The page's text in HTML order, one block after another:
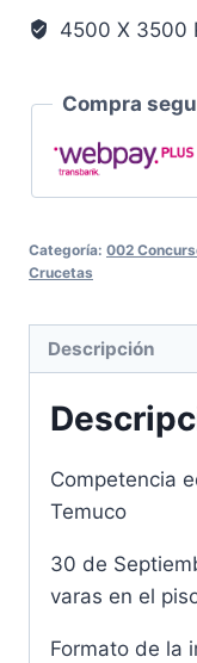
cantidad
4500 X 3500
Compra
Categoría: 002
Crucetas
Descripción
Competencia
Temuco
30 de
varas en el
Formato de la